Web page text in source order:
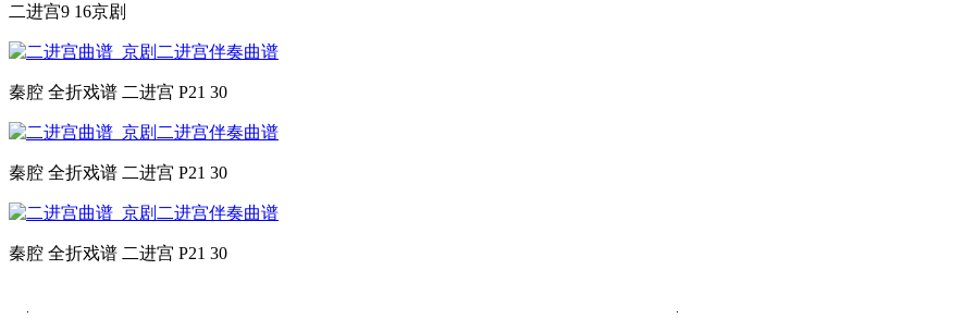
二进宫9 16京剧
秦腔 全折戏谱 二进宫 P21 30
秦腔 全折戏谱 二进宫 P21 30
秦腔 全折戏谱 二进宫 P21 30